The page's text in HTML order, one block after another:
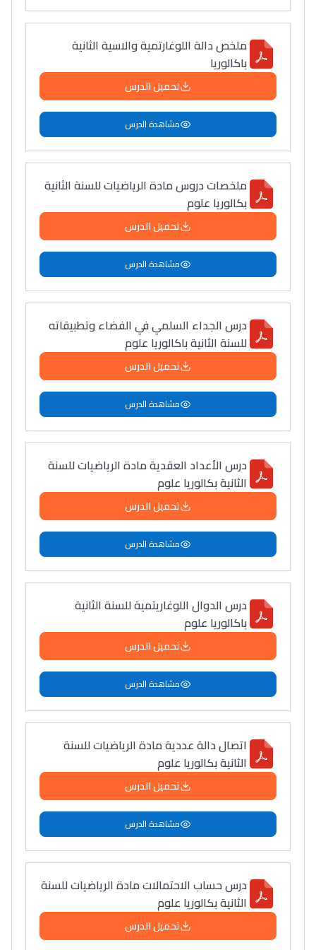
ملخص دالة اللوغارتمية والاسية الثانية
باكالوريا
تحميل الدرس
مشاهدة الدرس
ملخصات دروس مادة الرياضيات للسنة الثانية
بكالوريا علوم
تحميل الدرس
مشاهدة الدرس
درس الجداء السلمي في الفضاء وتطبيقاته
للسنة الثانية باكالوريا علوم
تحميل الدرس
مشاهدة الدرس
درس الأعداد العقدية مادة الرياضيات للسنة
الثانية بكالوريا علوم
تحميل الدرس
مشاهدة الدرس
درس الدوال اللوغاريتمية للسنة الثانية
باكالوريا علوم
تحميل الدرس
مشاهدة الدرس
اتصال دالة عددية مادة الرياضيات للسنة
الثانية بكالوريا علوم
تحميل الدرس
مشاهدة الدرس
درس حساب الاحتمالات مادة الرياضيات للسنة
الثانية بكالوريا علوم
تحميل الدرس